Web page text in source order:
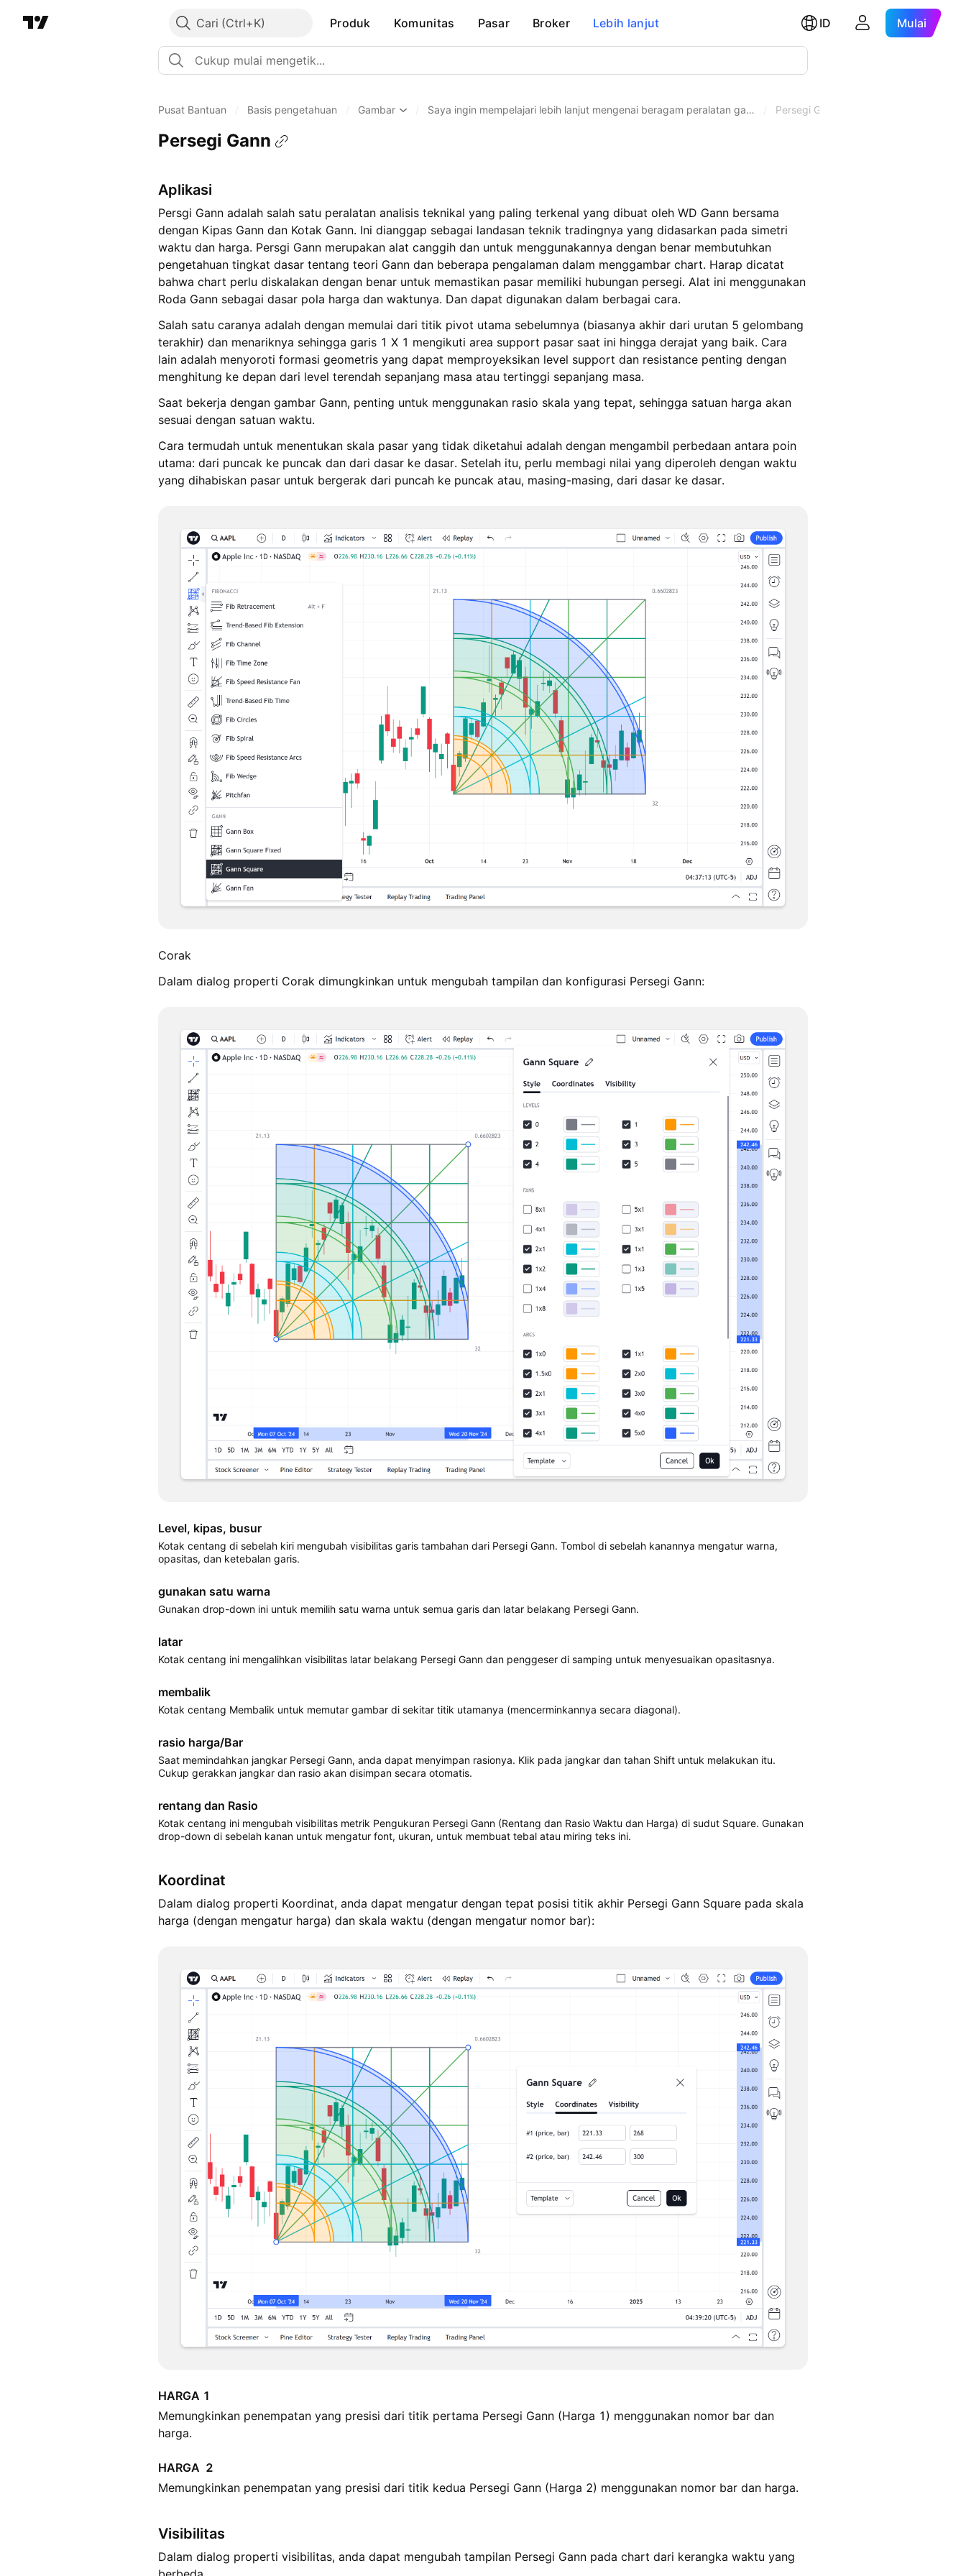
Cari Produk Komunitas Pasar Broker Lebih lanjut ID Mulai
Pusat Bantuan Basis pengetahuan Gambar Saya ingin mempelajari lebih lanjut mengenai beragam peralatan ga… Persegi Gann
Persegi Gann
Aplikasi
Persgi Gann adalah salah satu peralatan analisis teknikal yang paling terkenal yang dibuat oleh WD Gann bersama
dengan Kipas Gann dan Kotak Gann. Ini dianggap sebagai landasan teknik tradingnya yang didasarkan pada simetri
waktu dan harga. Persgi Gann merupakan alat canggih dan untuk menggunakannya dengan benar membutuhkan
pengetahuan tingkat dasar tentang teori Gann dan beberapa pengalaman dalam menggambar chart. Harap dicatat
bahwa chart perlu diskalakan dengan benar untuk memastikan pasar memiliki hubungan persegi. Alat ini menggunakan
Roda Gann sebagai dasar pola harga dan waktunya. Dan dapat digunakan dalam berbagai cara.
Salah satu caranya adalah dengan memulai dari titik pivot utama sebelumnya (biasanya akhir dari urutan 5 gelombang
terakhir) dan menariknya sehingga garis 1 X 1 mengikuti area support pasar saat ini hingga derajat yang baik. Cara
lain adalah menyoroti formasi geometris yang dapat memproyeksikan level support dan resistance penting dengan
menghitung ke depan dari level terendah sepanjang masa atau tertinggi sepanjang masa.
Saat bekerja dengan gambar Gann, penting untuk menggunakan rasio skala yang tepat, sehingga satuan harga akan
sesuai dengan satuan waktu.
Cara termudah untuk menentukan skala pasar yang tidak diketahui adalah dengan mengambil perbedaan antara poin
utama: dari puncak ke puncak dan dari dasar ke dasar. Setelah itu, perlu membagi nilai yang diperoleh dengan waktu
yang dihabiskan pasar untuk bergerak dari puncah ke puncak atau, masing-masing, dari dasar ke dasar.
Corak
Dalam dialog properti Corak dimungkinkan untuk mengubah tampilan dan konfigurasi Persegi Gann:
Level, kipas, busur
Kotak centang di sebelah kiri mengubah visibilitas garis tambahan dari Persegi Gann. Tombol di sebelah kanannya mengatur warna,
opasitas, dan ketebalan garis.
gunakan satu warna
Gunakan drop-down ini untuk memilih satu warna untuk semua garis dan latar belakang Persegi Gann.
latar
Kotak centang ini mengalihkan visibilitas latar belakang Persegi Gann dan penggeser di samping untuk menyesuaikan opasitasnya.
membalik
Kotak centang Membalik untuk memutar gambar di sekitar titik utamanya (mencerminkannya secara diagonal).
rasio harga/Bar
Saat memindahkan jangkar Persegi Gann, anda dapat menyimpan rasionya. Klik pada jangkar dan tahan Shift untuk melakukan itu.
Cukup gerakkan jangkar dan rasio akan disimpan secara otomatis.
rentang dan Rasio
Kotak centang ini mengubah visibilitas metrik Pengukuran Persegi Gann (Rentang dan Rasio Waktu dan Harga) di sudut Square. Gunakan
drop-down di sebelah kanan untuk mengatur font, ukuran, untuk membuat tebal atau miring teks ini.
Koordinat
Dalam dialog properti Koordinat, anda dapat mengatur dengan tepat posisi titik akhir Persegi Gann Square pada skala
harga (dengan mengatur harga) dan skala waktu (dengan mengatur nomor bar):
HARGA 1
Memungkinkan penempatan yang presisi dari titik pertama Persegi Gann (Harga 1) menggunakan nomor bar dan
harga.
HARGA 2
Memungkinkan penempatan yang presisi dari titik kedua Persegi Gann (Harga 2) menggunakan nomor bar dan harga.
Visibilitas
Dalam dialog properti visibilitas, anda dapat mengubah tampilan Persegi Gann pada chart dari kerangka waktu yang